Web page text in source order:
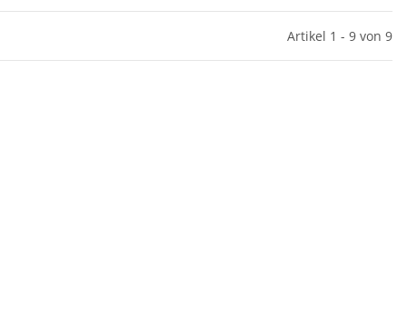
Artikel 1 - 9 von 9